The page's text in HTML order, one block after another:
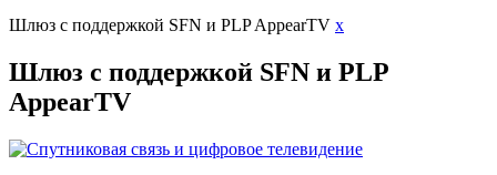
Шлюз с поддержкой SFN и PLP AppearTV x
Шлюз с поддержкой SFN и PLP
AppearTV